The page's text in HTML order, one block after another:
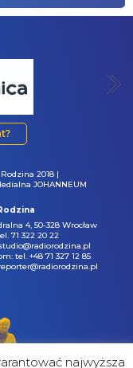
2018 |
JOHANNEUM
4, 50-328 Wrocław
71 322 20 22
tel. +48 71 327 12 85
najwyższa